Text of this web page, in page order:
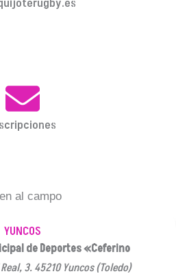
al campo
YUNCOS
de Deportes «Ceferino
3. 45210 Yuncos (Toledo)